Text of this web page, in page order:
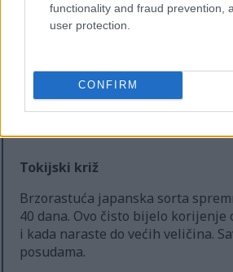
functionality and fraud prevention,
user protection.
CONFIRM
zelenim lišćem odmara se na
površini na
Kliknite ili dodirnite sliku za više
rezolucije.
Tokijski križ
Brzorastuća japanska sorta
40 dana. Ovo čisto bijelo korijenje
i kada naraste do većih veličina.
posudama.